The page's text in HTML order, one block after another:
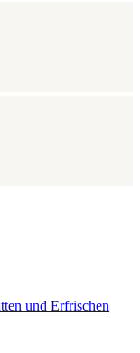
und Erfrischen